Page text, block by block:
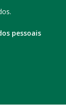
pessoais